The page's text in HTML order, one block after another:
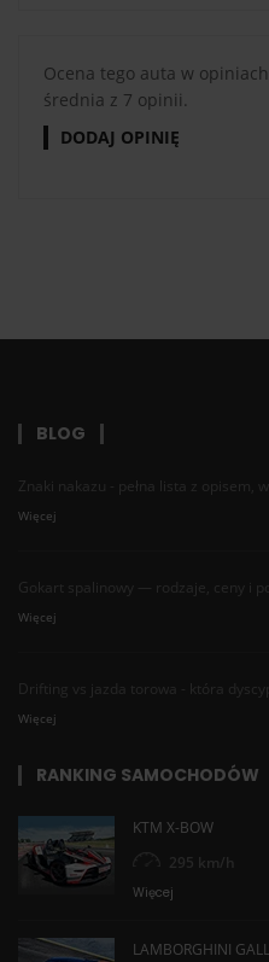
Ocena tego auta w
średnia z 7 opinii.
DODAJ OPINIĘ
BLOG
Znaki nakazu - pełna lista z opisem,
Więcej
Gokart spalinowy — rodzaje, ceny i
Więcej
Drifting vs jazda torowa - która
Więcej
RANKING SAMOCHODÓW
KTM X-BOW
295 km/h
Więcej
LAMBORGHINI